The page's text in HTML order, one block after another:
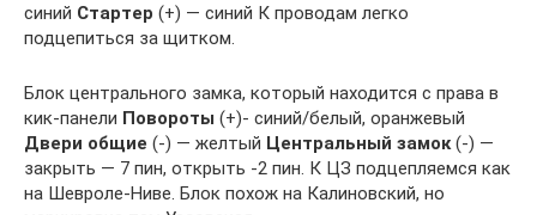
синий Стартер (+) — синий К проводам легко
подцепиться за щитком.
Блок центрального замка, который находится с права в
кик-панели Повороты (+)- синий/белый, оранжевый
Двери общие (-) — желтый Центральный замок(-) —
закрыть — 7 пин, открыть -2 пин. К ЦЗ подцепляемся как
на Шевроле-Ниве. Блок похож на Калиновский, но